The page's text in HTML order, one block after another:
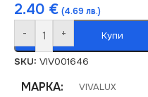
2.40 € (4.69 лв.)
- + Купи
SKU: VIV001646
МАРКА VIVALUX